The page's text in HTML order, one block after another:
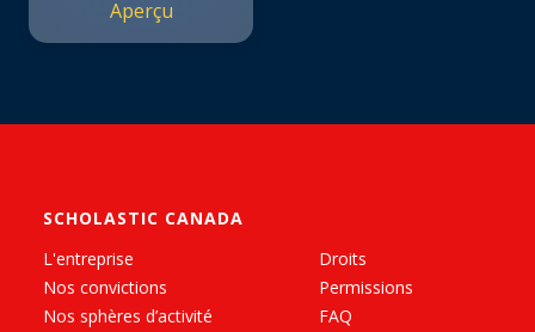
Aperçu
SCHOLASTIC CANADA
L'entreprise
Nos convictions
Nos sphères d’activité
Droits
Permissions
FAQ